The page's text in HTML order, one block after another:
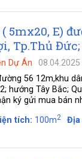
5mx20, E)
Tp.Thủ Đức;
Dự Án
08.04.2025
56 12m,khu
hướng Tây Bắc;
ký gửi mua bán
tích: 100m2 Địa